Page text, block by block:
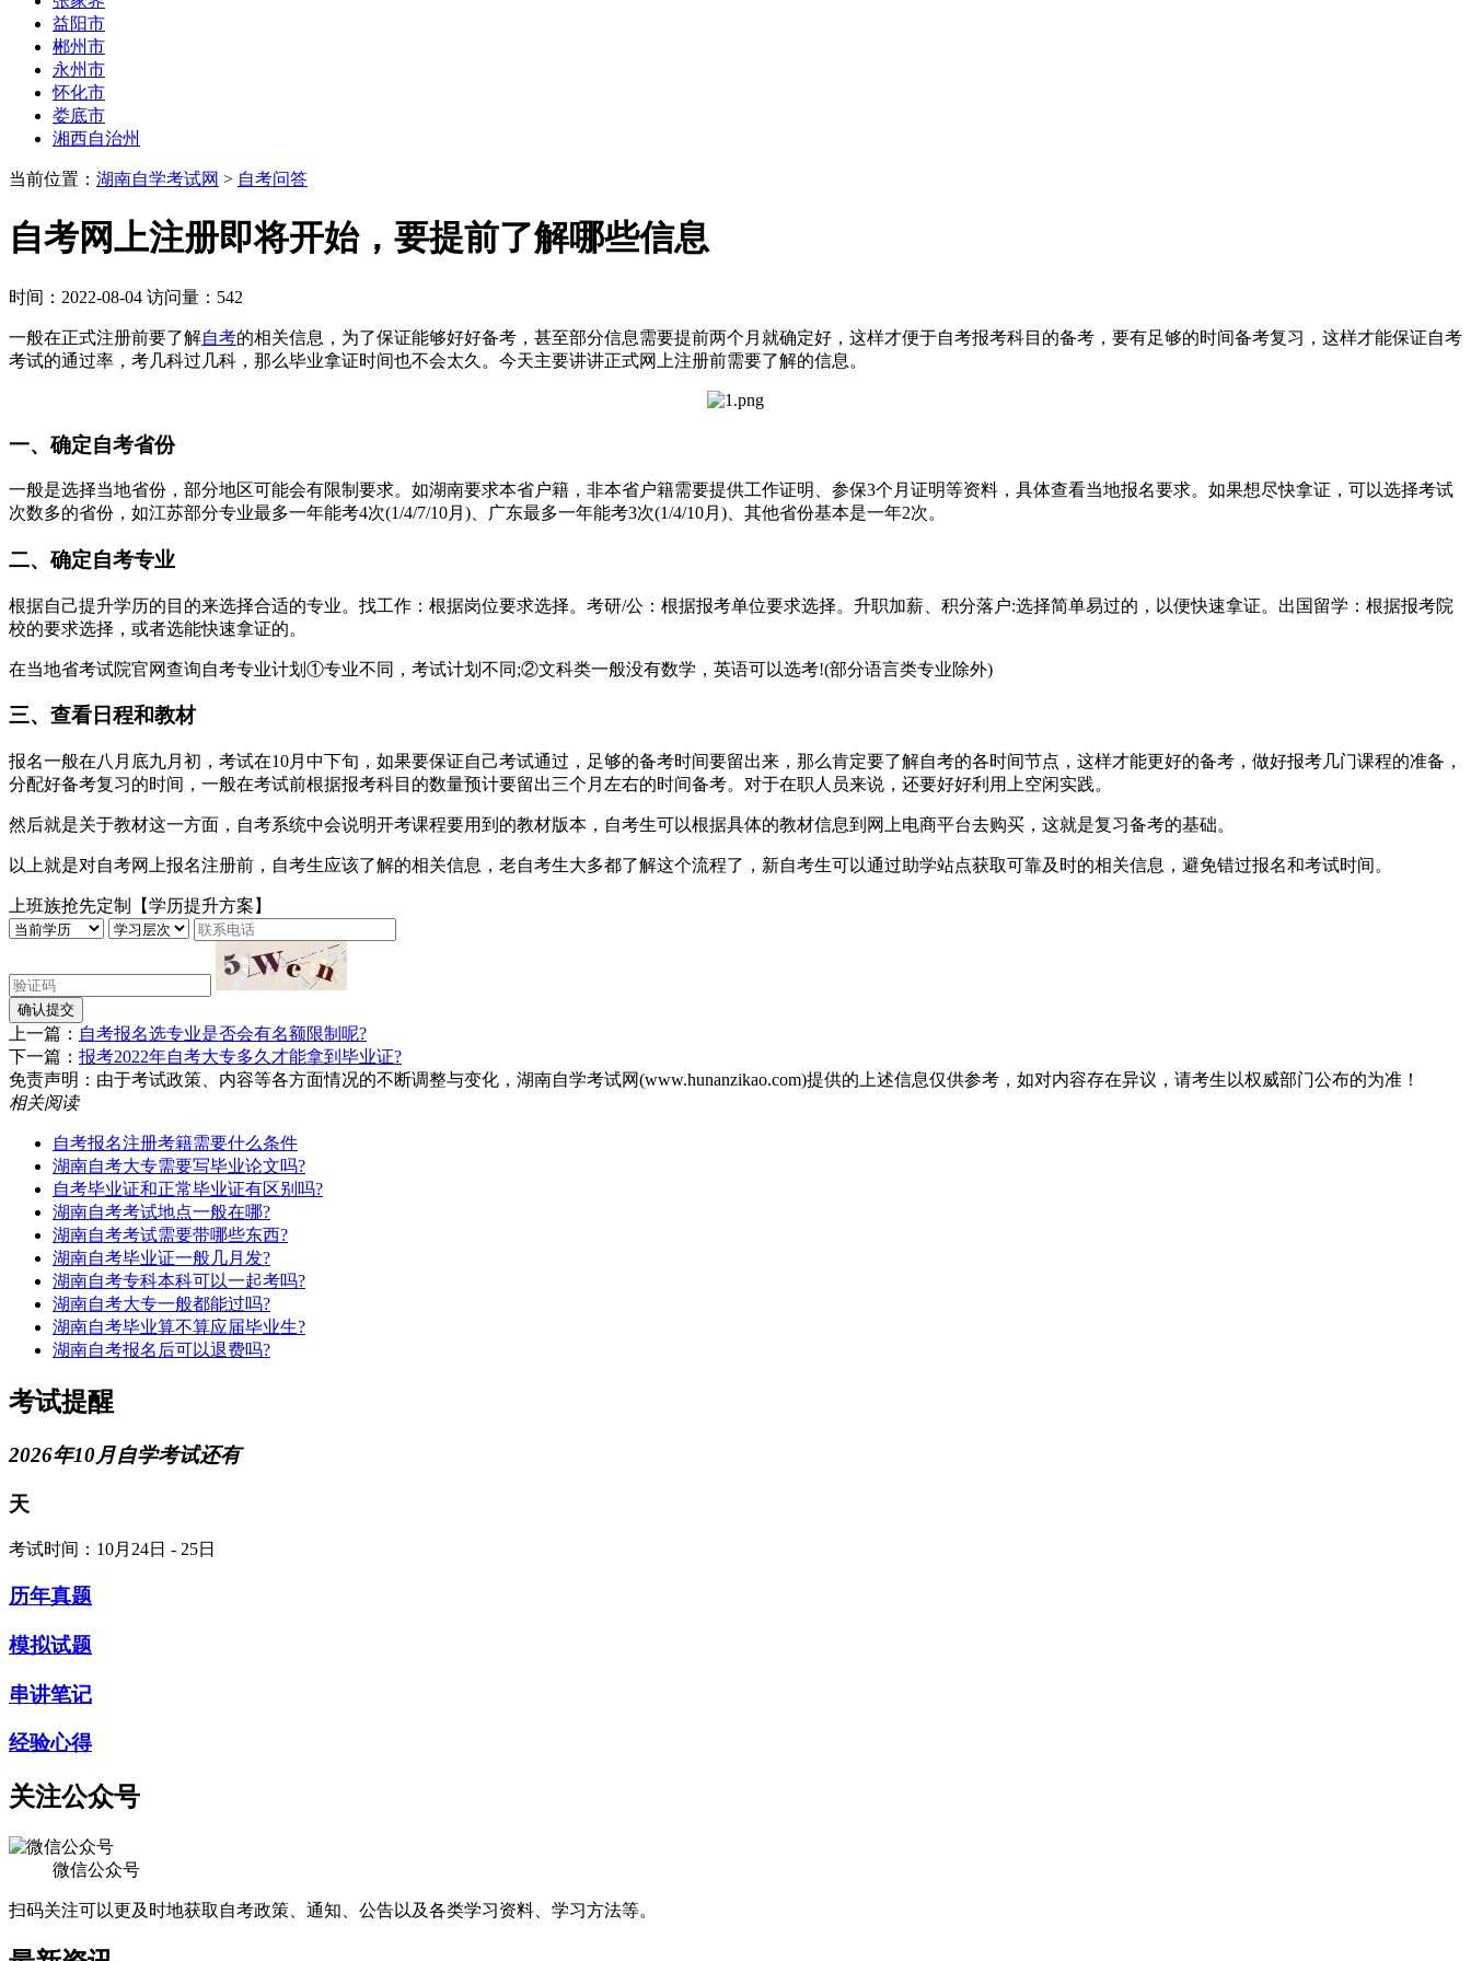
益阳市
郴州市
永州市
怀化市
娄底市
湘西自治州
当前位置： 湖南自学考试网 > 自考问答
自考网上注册即将开始，要提前了解哪些信息
时间：2022-08-04 访问量：542
一般在正式注册前要了解自考的相关信息，为了保证能够好好备考，甚至部分信息需要提前两个月就确定好，这样才便于自考报考科目的备考，要有足够的时间备考复习，这样才能保证自考
考试的通过率，考几科过几科，那么毕业拿证时间也不会太久。今天主要讲讲正式网上注册前需要了解的信息。
一、确定自考省份
一般是选择当地省份，部分地区可能会有限制要求。如湖南要求本省户籍，非本省户籍需要提供工作证明、参保3个月证明等资料，具体查看当地报名要求。如果想尽快拿证，可以选择考试
次数多的省份，如江苏部分专业最多一年能考4次(1/4/7/10月)、广东最多一年能考3次(1/4/10月)、其他省份基本是一年2次。
二、确定自考专业
根据自己提升学历的目的来选择合适的专业。找工作：根据岗位要求选择。考研/公：根据报考单位要求选择。升职加薪、积分落户:选择简单易过的，以便快速拿证。出国留学：根据报考院
校的要求选择，或者选能快速拿证的。
在当地省考试院官网查询自考专业计划①专业不同，考试计划不同;②文科类一般没有数学，英语可以选考!(部分语言类专业除外)
三、查看日程和教材
报名一般在八月底九月初，考试在10月中下旬，如果要保证自己考试通过，足够的备考时间要留出来，那么肯定要了解自考的各时间节点，这样才能更好的备考，做好报考几门课程的准备，
分配好备考复习的时间，一般在考试前根据报考科目的数量预计要留出三个月左右的时间备考。对于在职人员来说，还要好好利用上空闲实践。
然后就是关于教材这一方面，自考系统中会说明开考课程要用到的教材版本，自考生可以根据具体的教材信息到网上电商平台去购买，这就是复习备考的基础。
以上就是对自考网上报名注册前，自考生应该了解的相关信息，老自考生大多都了解这个流程了，新自考生可以通过助学站点获取可靠及时的相关信息，避免错过报名和考试时间。
上班族抢先定制【学历提升方案】
确认提交
上一篇： 自考报名选专业是否会有名额限制呢?
下一篇： 报考2022年自考大专多久才能拿到毕业证?
免责声明：由于考试政策、内容等各方面情况的不断调整与变化，湖南自学考试网(www.hunanzikao.com)提供的上述信息仅供参考，如对内容存在异议，请考生以权威部门公布的为准！
相关阅读
自考报名注册考籍需要什么条件
湖南自考大专需要写毕业论文吗?
自考毕业证和正常毕业证有区别吗?
湖南自考考试地点一般在哪?
湖南自考考试需要带哪些东西?
湖南自考毕业证一般几月发?
湖南自考专科本科可以一起考吗?
湖南自考大专一般都能过吗?
湖南自考毕业算不算应届毕业生?
湖南自考报名后可以退费吗?
考试提醒
2026年10月自学考试还有
天
考试时间：10月24日 - 25日
历年真题
模拟试题
串讲笔记
经验心得
关注公众号
微信公众号
扫码关注可以更及时地获取自考政策、通知、公告以及各类学习资料、学习方法等。